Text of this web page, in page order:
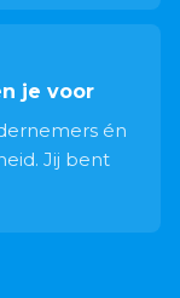
je voor
én
Jij bent